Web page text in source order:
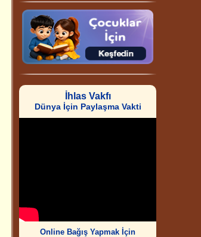
İhlas Vakfı
Dünya İçin Paylaşma Vakti
Online Bağış Yapmak İçin